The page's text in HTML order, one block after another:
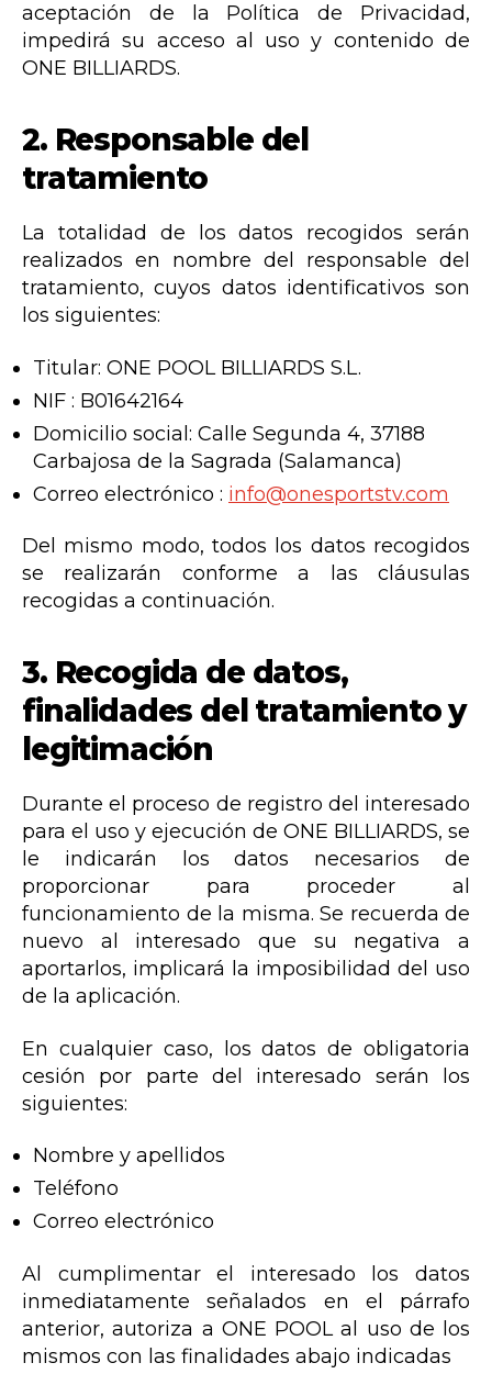
aceptación de la Política de Privacidad,
impedirá su acceso al uso y contenido de
ONE BILLIARDS.
2. Responsable del
tratamiento
La totalidad de los datos recogidos serán
realizados en nombre del responsable del
tratamiento, cuyos datos identificativos son
los siguientes:
Titular: ONE POOL BILLIARDS S.L.
NIF : B01642164
Domicilio social: Calle Segunda 4, 37188
Carbajosa de la Sagrada (Salamanca)
Correo electrónico : info@onesportstv.com
Del mismo modo, todos los datos recogidos
se realizarán conforme a las cláusulas
recogidas a continuación.
3. Recogida de datos,
finalidades del tratamiento y
legitimación
Durante el proceso de registro del interesado
para el uso y ejecución de ONE BILLIARDS, se
le indicarán los datos necesarios de
proporcionar para proceder al
funcionamiento de la misma. Se recuerda de
nuevo al interesado que su negativa a
aportarlos, implicará la imposibilidad del uso
de la aplicación.
En cualquier caso, los datos de obligatoria
cesión por parte del interesado serán los
siguientes:
Nombre y apellidos
Teléfono
Correo electrónico
Al cumplimentar el interesado los datos
inmediatamente señalados en el párrafo
anterior, autoriza a ONE POOL al uso de los
mismos con las finalidades abajo indicadas